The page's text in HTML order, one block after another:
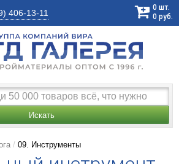
406-13-11
0 шт.
0 руб.
Искать
09. Инструменты